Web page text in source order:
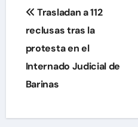
Navegación
de
entradas
Trasladan a 112
reclusas tras la
protesta en el
Internado Judicial de
Barinas